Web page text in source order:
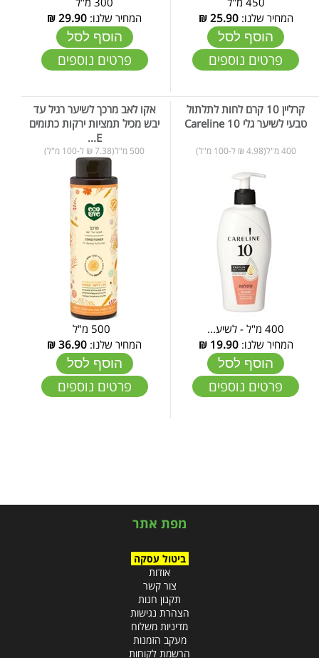
המחיר שלנו:25.90
₪
הוסף לסל
פרטים נוספים
המחיר שלנו: 29.90
₪
הוסף לסל
פרטים נוספים
קרליין 10 קרם לחות לתלתול
טבעי לשיער גלי Careline 10
400 מ"ל(4.98 ₪ ל-100 מ"ל)
400 מ"ל - לשיע...
המחיר שלנו:19.90
₪
הוסף לסל
פרטים נוספים
אקו לאב מרכך לשיער רגיל עד
יבש מכיל תמציות ירקות כתומים
E...
500 מ"ל(7.38 ₪ ל-100 מ"ל)
המחיר שלנו: 36.90
₪
הוסף לסל
פרטים נוספים
מפת אתר
ביטול עסקה
אודות
צור קשר
תקנון חנות
הצהרת נגישות
מדיניות משלוח
מעקב הזמנות
הרשמת לקוחות